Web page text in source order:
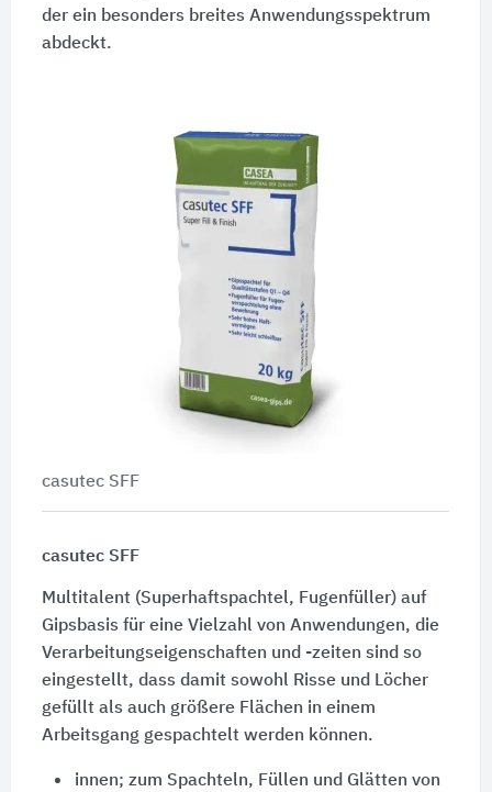
der ein besonders breites Anwendungsspektrum
abdeckt.
casutec SFF
casutec SFF
Multitalent (Superhaftspachtel, Fugenfüller) auf
Gipsbasis für eine Vielzahl von Anwendungen, die
Verarbeitungseigenschaften und -zeiten sind so
eingestellt, dass damit sowohl Risse und Löcher
gefüllt als auch größere Flächen in einem
Arbeitsgang gespachtelt werden können.
innen; zum Spachteln, Füllen und Glätten von